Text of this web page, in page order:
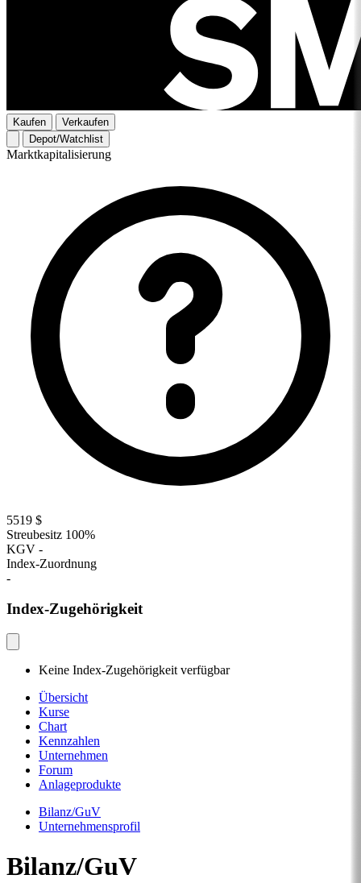
Kaufen
Verkaufen
Depot/Watchlist
Marktkapitalisierung
5519 $
Streubesitz 100%
KGV -
Index-Zuordnung
-
Index-Zugehörigkeit
Keine Index-Zugehörigkeit verfügbar
Übersicht
Kurse
Chart
Kennzahlen
Unternehmen
Forum
Anlageprodukte
Bilanz/GuV
Unternehmensprofil
Bilanz/GuV